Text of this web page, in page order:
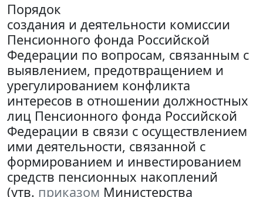
Порядок
создания и деятельности комиссии
Пенсионного фонда Российской
Федерации по вопросам, связанным с
выявлением, предотвращением и
урегулированием конфликта
интересов в отношении должностных
лиц Пенсионного фонда Российской
Федерации в связи с осуществлением
ими деятельности, связанной с
формированием и инвестированием
средств пенсионных накоплений
(утв. приказом Министерства